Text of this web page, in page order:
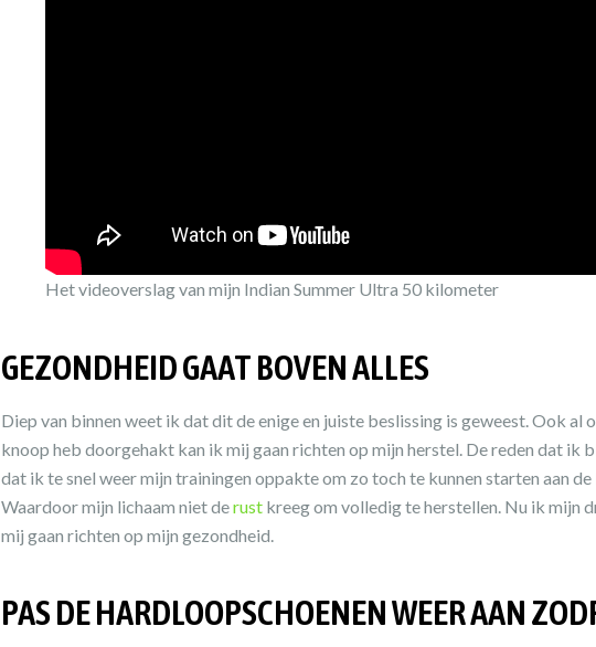
Het videoverslag van mijn Indian Summer Ultra 50 kilometer
GEZONDHEID GAAT BOVEN ALLES
Diep van binnen weet ik dat dit de enige en juiste beslissing is geweest. Ook al
knoop heb doorgehakt kan ik mij gaan richten op mijn herstel. De reden dat ik
dat ik te snel weer mijn trainingen oppakte om zo toch te kunnen starten aan
Waardoor mijn lichaam niet derustkreeg om volledig te herstellen. Nu ik mijn
mij gaan richten op mijn gezondheid.
PAS DE HARDLOOPSCHOENEN WEER AAN